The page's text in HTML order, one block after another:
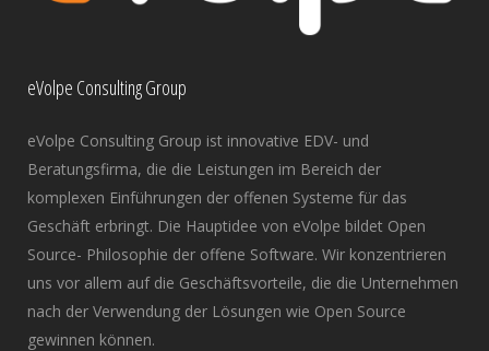
eVolpe Consulting Group
eVolpe Consulting Group ist innovative EDV- und
Beratungsfirma, die die Leistungen im Bereich der
komplexen Einführungen der offenen Systeme für das
Geschäft erbringt. Die Hauptidee von eVolpe bildet Open
Source- Philosophie der offene Software. Wir konzentrieren
uns vor allem auf die Geschäftsvorteile, die die Unternehmen
nach der Verwendung der Lösungen wie Open Source
gewinnen können.